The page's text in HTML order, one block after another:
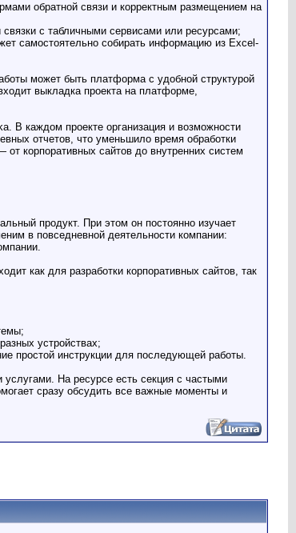
обратной связи и корректным размещением на
с табличными сервисами или ресурсами;
самостоятельно собирать информацию из Excel-
может быть платформа с удобной структурой
выкладка проекта на платформе,
В каждом проекте организация и возможности
отчетов, что уменьшило время обработки
корпоративных сайтов до внутренних систем
продукт. При этом он постоянно изучает
в повседневной деятельности компании:
как для разработки корпоративных сайтов, так
устройствах;
простой инструкции для последующей работы.
На ресурсе есть секция с частыми
сразу обсудить все важные моменты и